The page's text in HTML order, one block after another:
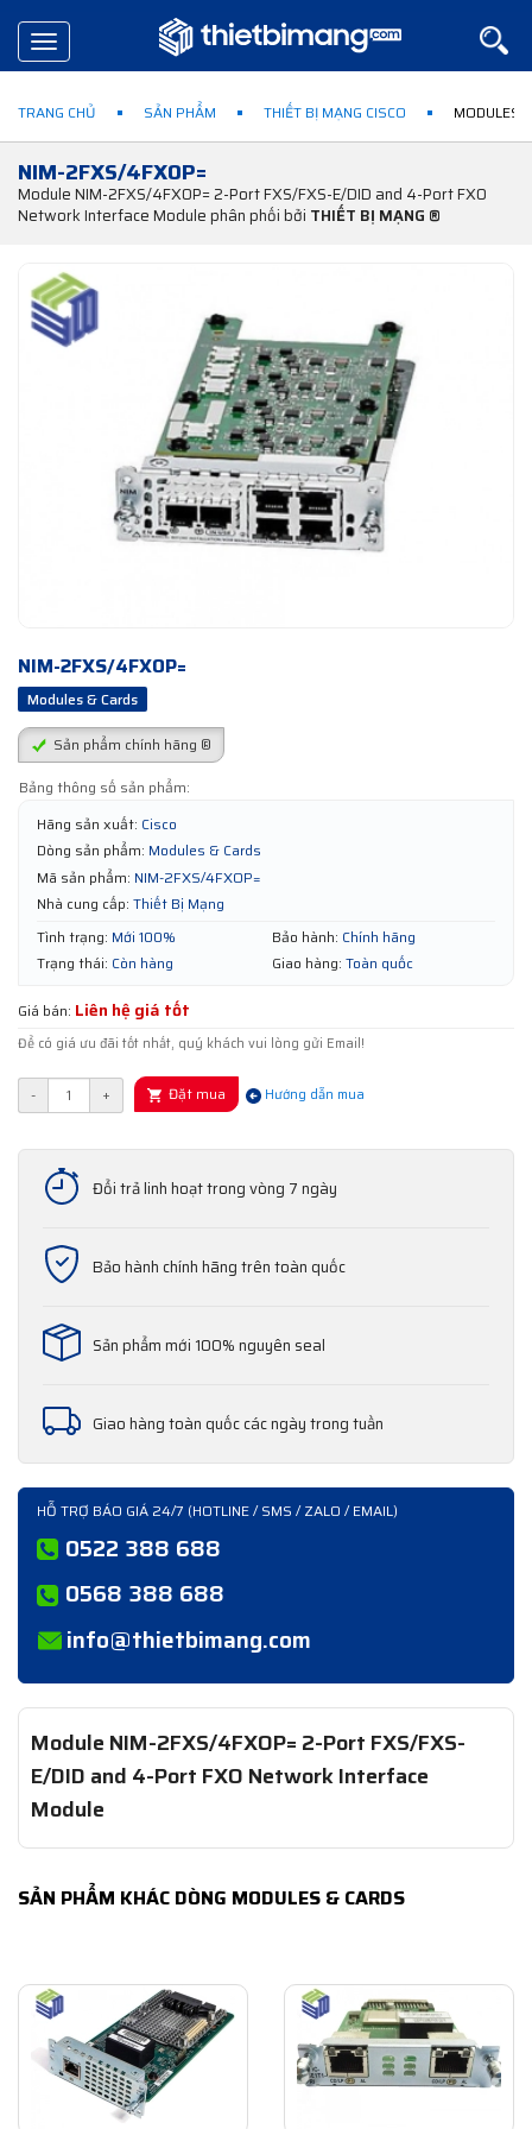
Toggle
navigation
TRANG CHỦ SẢN PHẨM THIẾT BỊ MẠNG CISCO MODULES
NIM-2FXS/4FXOP=
Module NIM-2FXS/4FXOP= 2-Port FXS/FXS-E/DID and 4-Port FXO
Network Interface Module phân phối bởi THIẾT BỊ MẠNG ®
NIM-2FXS/4FXOP=
Modules & Cards
Sản phẩm chính hãng ®
Bảng thông số sản phẩm:
Hãng sản xuất: Cisco
Dòng sản phẩm: Modules & Cards
Mã sản phẩm: NIM-2FXS/4FXOP=
Nhà cung cấp: Thiết Bị Mạng
Tình trạng: Mới 100% Bảo hành: Chính hãng
Trạng thái: Còn hàng Giao hàng: Toàn quốc
Giá bán: Liên hệ giá tốt
Để có giá ưu đãi tốt nhất, quý khách vui lòng gửi Email!
- + Đặt mua Hướng dẫn mua
Đổi trả linh hoạt trong vòng 7 ngày
Bảo hành chính hãng trên toàn quốc
Sản phẩm mới 100% nguyên seal
Giao hàng toàn quốc các ngày trong tuần
HỖ TRỢ BÁO GIÁ 24/7 (HOTLINE / SMS / ZALO / EMAIL)
0522 388 688
0568 388 688
info@thietbimang.com
Module NIM-2FXS/4FXOP= 2-Port FXS/FXS-
E/DID and 4-Port FXO Network Interface
Module
SẢN PHẨM KHÁC DÒNG MODULES & CARDS